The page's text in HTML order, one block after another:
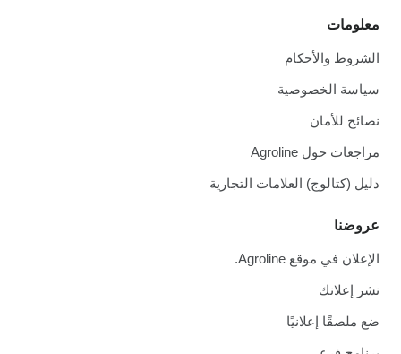
معلومات
الشروط والأحكام
سياسة الخصوصية
نصائح للأمان
مراجعات حول Agroline
دليل (كتالوج) العلامات التجارية
عروضنا
الإعلان في موقع Agroline.
نشر إعلانك
ضع ملصقًا إعلانيًا